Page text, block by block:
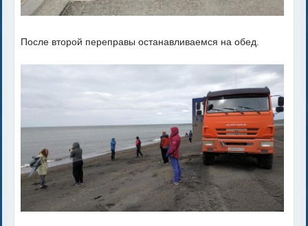
После второй переправы останавливаемся на обед.